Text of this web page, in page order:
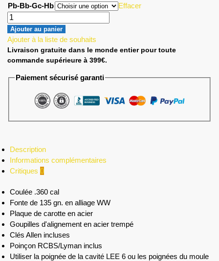
Pb-Bb-Gc-Hb Effacer
Ajouter au panier
Ajouter à la liste de souhaits
Livraison gratuite dans le monde entier pour toute
commande supérieure à 399€.
Paiement sécurisé garanti
Description
Informations complémentaires
Critiques 0
Coulée .360 cal
Fonte de 135 gn. en alliage WW
Plaque de carotte en acier
Goupilles d'alignement en acier trempé
Clés Allen incluses
Poinçon RCBS/Lyman inclus
Utiliser la poignée de la cavité LEE 6 ou les poignées du moule